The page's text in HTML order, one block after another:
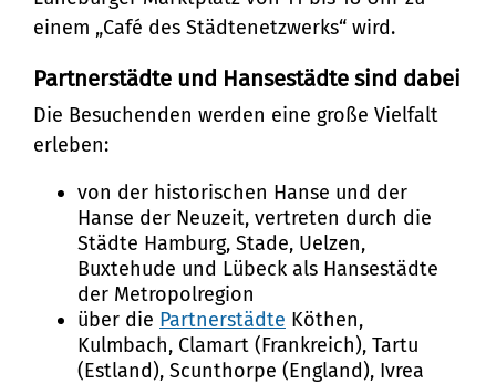
Grünes Lüneburg
Umwelt
Nachhaltigkeit
Straßen- und
Brückenbau
Denkmalschutz
Mobilität
Sanierungsgebiete
Wohnen
Kulturhäuser und
Bibliotheken
Kulturreferat
Sport
Stadtarchiv
Tourismus
Veranstaltungskalender
(Metropolregion HH)
Bildung
Bildung
Soziales
Familie und Betreuung
Stadtteilarbeit
Bürger:innenbeteiligung
Ehrenamt
Sicherheit und Ordnung
Ordnungsamt
Schiedsamt
Ortsrecht
Straßenreinigung und
Telefon:
04131 - 309-0
einem „Café des Städtenetzwerks“ wird.
Partnerstädte und Hansestädte sind dabei
Die Besuchenden werden eine große Vielfalt
erleben:
von der historischen Hanse und der
Hanse der Neuzeit, vertreten durch die
Städte Hamburg, Stade, Uelzen,
Buxtehude und Lübeck als Hansestädte
der Metropolregion
über die Partnerstädte Köthen,
Kulmbach, Clamart (Frankreich), Tartu
(Estland), Scunthorpe (England), Ivrea